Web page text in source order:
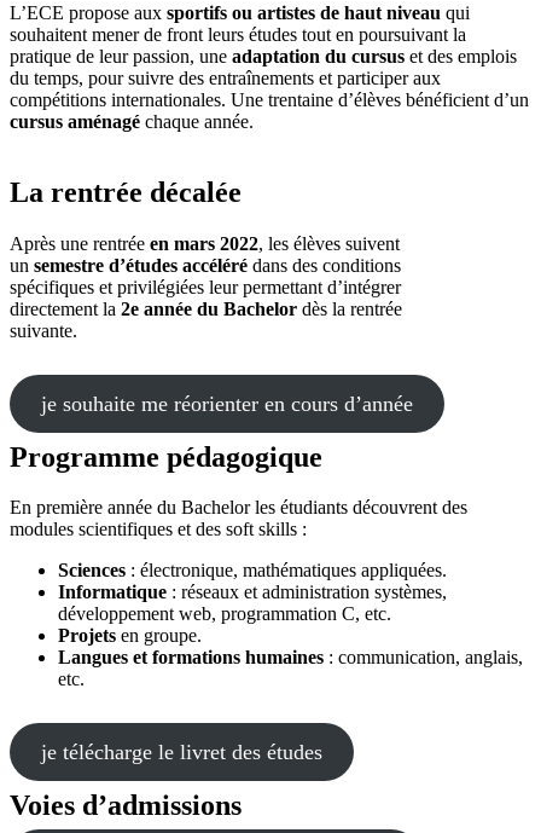
L’ECE propose aux sportifs ou artistes de haut niveau qui
souhaitent mener de front leurs études tout en poursuivant la
pratique de leur passion, une adaptation du cursus et des emplois
du temps, pour suivre des entraînements et participer aux
compétitions internationales. Une trentaine d’élèves bénéficient d’un
cursus aménagé chaque année.
La rentrée décalée
Après une rentrée en mars 2022, les élèves suivent
un semestre d’études accéléré dans des conditions
spécifiques et privilégiées leur permettant d’intégrer
directement la 2e année du Bachelor dès la rentrée
suivante.
je souhaite me réorienter en cours d’année
Programme pédagogique
En première année du Bachelor les étudiants découvrent des
modules scientifiques et des soft skills :
Sciences : électronique, mathématiques appliquées.
Informatique : réseaux et administration systèmes,
développement web, programmation C, etc.
Projets en groupe.
Langues et formations humaines : communication, anglais,
etc.
je télécharge le livret des études
Voies d’admissions